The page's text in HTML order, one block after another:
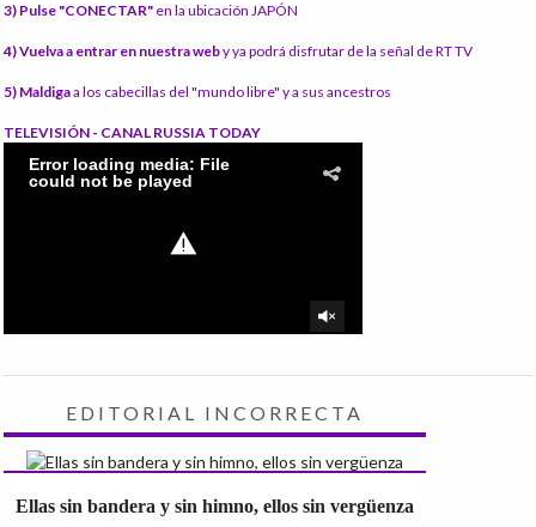
3) Pulse "CONECTAR" en la ubicación JAPÓN
4) Vuelva a entrar en nuestra weby ya podrá disfrutar de la señal de RT TV
5) Maldigaa los cabecillas del "mundo libre" y a sus ancestros
TELEVISIÓN - CANAL RUSSIA TODAY
EDITORIAL INCORRECTA
Ellas sin bandera y sin himno, ellos sin vergüenza